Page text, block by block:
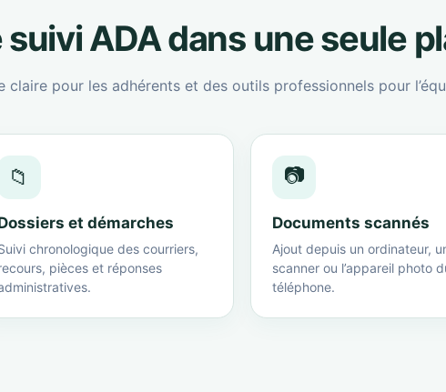
suivi ADA dans une seule
claire pour les adhérents et des outils professionnels pour
📁
et démarches
chronologique des courriers,
pièces et réponses
📷
Documents scannés
Ajout depuis un ordinateur,
scanner ou l’appareil photo
téléphone.